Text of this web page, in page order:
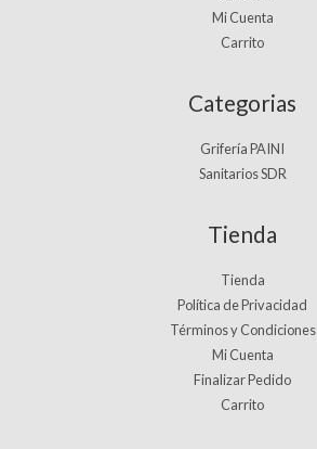
Mi Cuenta
Carrito
Categorias
Grifería PAINI
Sanitarios SDR
Tienda
Tienda
Política de Privacidad
Términos y Condiciones
Mi Cuenta
Finalizar Pedido
Carrito